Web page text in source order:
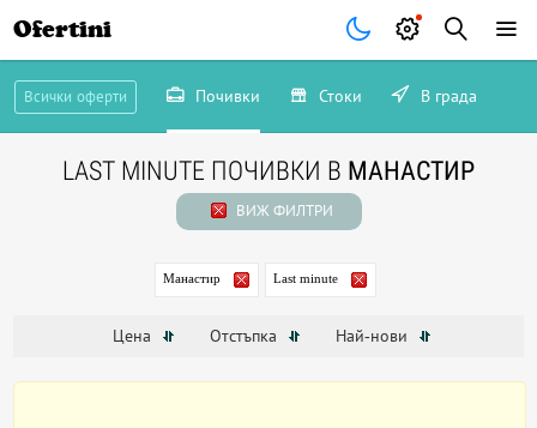
Ofertini
Всички оферти Почивки Стоки В града
LAST MINUTE ПОЧИВКИ В МАНАСТИР
ВИЖ ФИЛТРИ
Манастир Last minute
Цена Отстъпка Най-нови